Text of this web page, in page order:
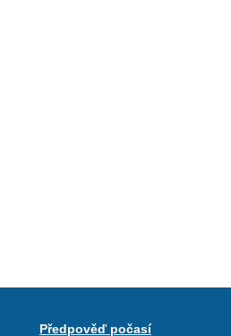
Předpověď počasí